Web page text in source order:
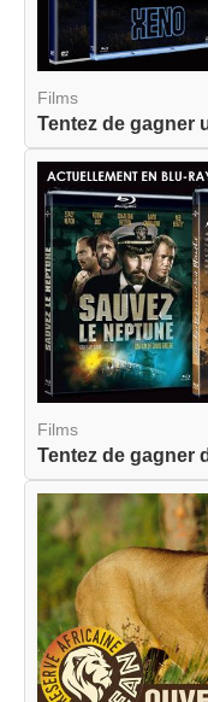
Films
Tentez de gagner
Films